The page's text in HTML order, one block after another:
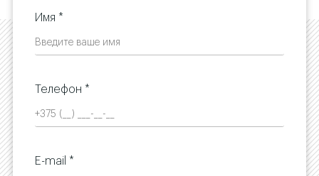
Имя *
Телефон *
E-mail *